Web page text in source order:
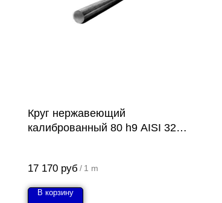
Круг нержавеющий
калиброванный 80 h9 AISI 321
17 170 руб / 1 m
В корзину